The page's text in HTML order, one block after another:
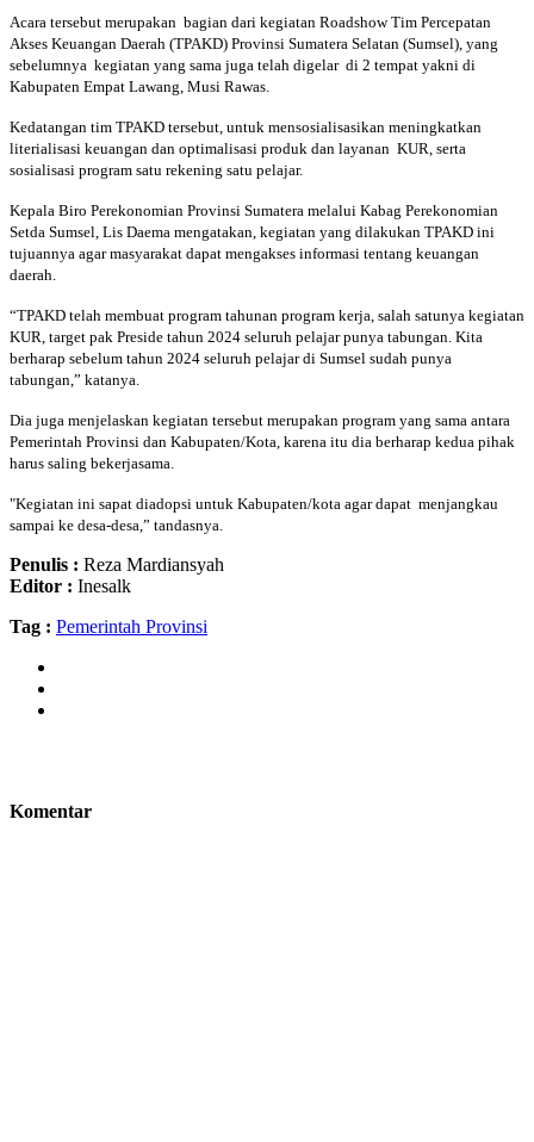
Acara tersebut merupakan bagian dari kegiatan Roadshow Tim Percepatan
Akses Keuangan Daerah (TPAKD) Provinsi Sumatera Selatan (Sumsel), yang
sebelumnya kegiatan yang sama juga telah digelar di 2 tempat yakni di
Kabupaten Empat Lawang, Musi Rawas.
Kedatangan tim TPAKD tersebut, untuk mensosialisasikan meningkatkan
literialisasi keuangan dan optimalisasi produk dan layanan KUR, serta
sosialisasi program satu rekening satu pelajar.
Kepala Biro Perekonomian Provinsi Sumatera melalui Kabag Perekonomian
Setda Sumsel, Lis Daema mengatakan, kegiatan yang dilakukan TPAKD ini
tujuannya agar masyarakat dapat mengakses informasi tentang keuangan
daerah.
“TPAKD telah membuat program tahunan program kerja, salah satunya kegiatan
KUR, target pak Preside tahun 2024 seluruh pelajar punya tabungan. Kita
berharap sebelum tahun 2024 seluruh pelajar di Sumsel sudah punya
tabungan,” katanya.
Dia juga menjelaskan kegiatan tersebut merupakan program yang sama antara
Pemerintah Provinsi dan Kabupaten/Kota, karena itu dia berharap kedua pihak
harus saling bekerjasama.
"Kegiatan ini sapat diadopsi untuk Kabupaten/kota agar dapat menjangkau
sampai ke desa-desa,” tandasnya.
Penulis : Reza Mardiansyah
Editor : Inesalk
Tag : Pemerintah Provinsi
Komentar